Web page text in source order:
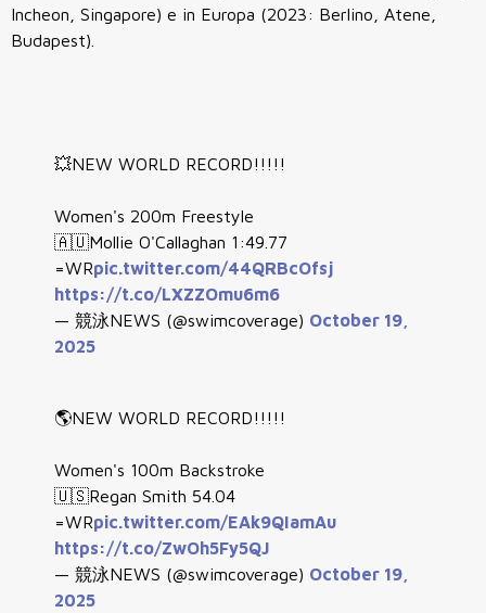
Incheon, Singapore) e in Europa (2023: Berlino, Atene,
Budapest).
💥NEW WORLD RECORD!!!!!
Women's 200m Freestyle
🇦🇺Mollie O'Callaghan 1:49.77
=WRpic.twitter.com/44QRBcOfsj
https://t.co/LXZZOmu6m6
— 競泳NEWS (@swimcoverage) October 19,
2025
🌎NEW WORLD RECORD!!!!!
Women's 100m Backstroke
🇺🇸Regan Smith 54.04
=WRpic.twitter.com/EAk9QIamAu
https://t.co/ZwOh5Fy5QJ
— 競泳NEWS (@swimcoverage) October 19,
2025